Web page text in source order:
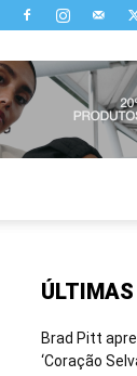
Brad Pitt
‘Coração